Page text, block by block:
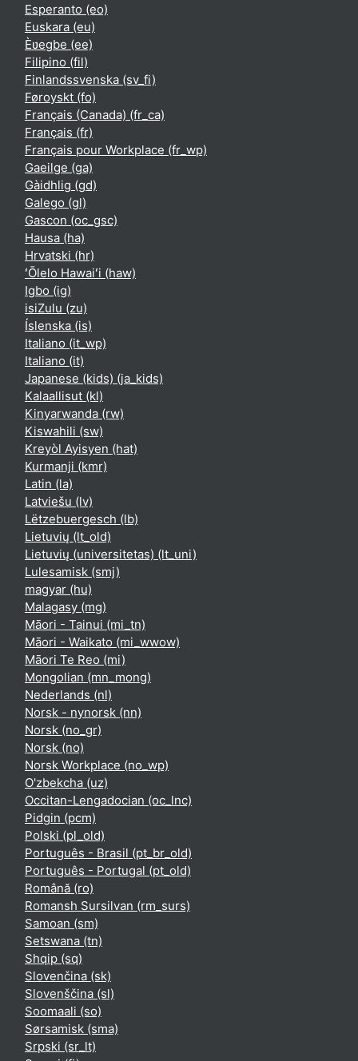
Esperanto ‎(eo)‎
Euskara ‎(eu)‎
Èʋegbe ‎(ee)‎
Filipino ‎(fil)‎
Finlandssvenska ‎(sv_fi)‎
Føroyskt ‎(fo)‎
Français (Canada) ‎(fr_ca)‎
Français ‎(fr)‎
Français pour Workplace ‎(fr_wp)‎
Gaeilge ‎(ga)‎
Gàidhlig ‎(gd)‎
Galego ‎(gl)‎
Gascon ‎(oc_gsc)‎
Hausa ‎(ha)‎
Hrvatski ‎(hr)‎
ʻŌlelo Hawaiʻi ‎(haw)‎
Igbo ‎(ig)‎
isiZulu ‎(zu)‎
Íslenska ‎(is)‎
Italiano ‎(it_wp)‎
Italiano ‎(it)‎
Japanese (kids) ‎(ja_kids)‎
Kalaallisut ‎(kl)‎
Kinyarwanda ‎(rw)‎
Kiswahili ‎(sw)‎
Kreyòl Ayisyen ‎(hat)‎
Kurmanji ‎(kmr)‎
Latin ‎(la)‎
Latviešu ‎(lv)‎
Lëtzebuergesch ‎(lb)‎
Lietuvių ‎(lt_old)‎
Lietuvių (universitetas) ‎(lt_uni)‎
Lulesamisk ‎(smj)‎
magyar ‎(hu)‎
Malagasy ‎(mg)‎
Māori - Tainui ‎(mi_tn)‎
Māori - Waikato ‎(mi_wwow)‎
Māori Te Reo ‎(mi)‎
Mongolian ‎(mn_mong)‎
Nederlands ‎(nl)‎
Norsk - nynorsk ‎(nn)‎
Norsk ‎(no_gr)‎
Norsk ‎(no)‎
Norsk Workplace ‎(no_wp)‎
O'zbekcha ‎(uz)‎
Occitan-Lengadocian ‎(oc_lnc)‎
Pidgin ‎(pcm)‎
Polski ‎(pl_old)‎
Português - Brasil ‎(pt_br_old)‎
Português - Portugal ‎(pt_old)‎
Română ‎(ro)‎
Romansh Sursilvan ‎(rm_surs)‎
Samoan ‎(sm)‎
Setswana ‎(tn)‎
Shqip ‎(sq)‎
Slovenčina ‎(sk)‎
Slovenščina ‎(sl)‎
Soomaali ‎(so)‎
Sørsamisk ‎(sma)‎
Srpski ‎(sr_lt)‎